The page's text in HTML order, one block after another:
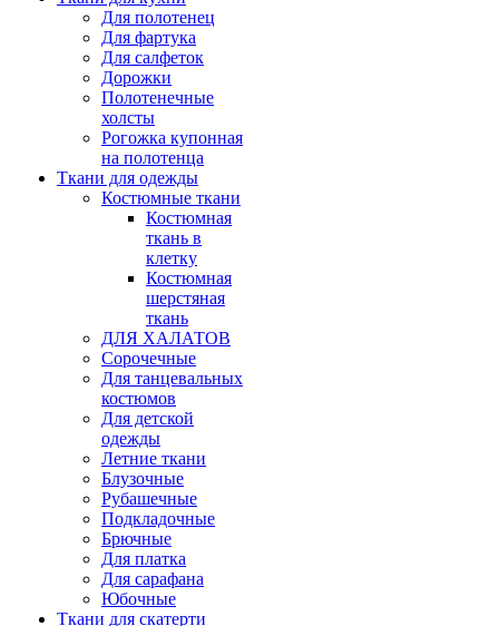
Для полотенец
Для фартука
Для салфеток
Дорожки
Полотенечные
холсты
Рогожка купонная
на полотенца
Ткани для одежды
Костюмные ткани
Костюмная
ткань в
клетку
Костюмная
шерстяная
ткань
ДЛЯ ХАЛАТОВ
Сорочечные
Для танцевальных
костюмов
Для детской
одежды
Летние ткани
Блузочные
Рубашечные
Подкладочные
Брючные
Для платка
Для сарафана
Юбочные
Ткани для скатерти